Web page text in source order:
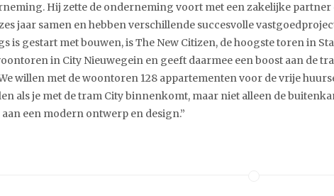
Hij zette de onderneming voort met een zakelijke
jaar samen en hebben verschillende succesvolle
is gestart met bouwen, is The New Citizen, de hoogste toren in
in City Nieuwegein en geeft daarmee een boost aan de
willen met de woontoren 128 appartementen voor de vrije
als je met de tram City binnenkomt, maar niet alleen de
een modern ontwerp en design.”